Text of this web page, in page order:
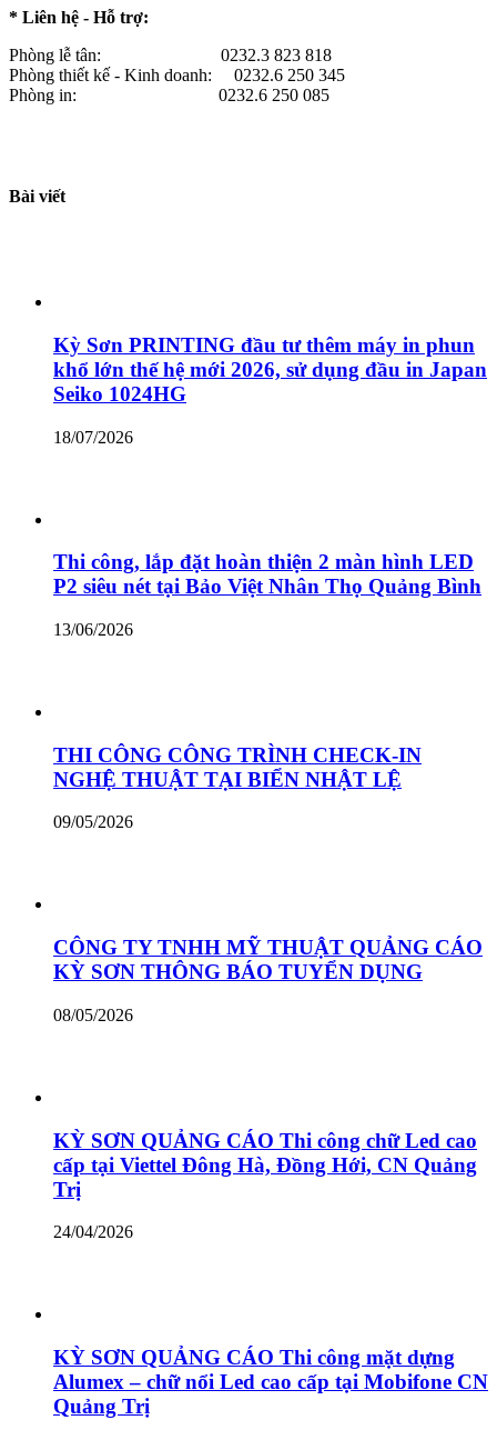
* Liên hệ - Hỗ trợ:
Phòng lễ tân: 0232.3 823 818
Phòng thiết kế - Kinh doanh: 0232.6 250 345
Phòng in: 0232.6 250 085
Bài viết
Kỳ Sơn PRINTING đầu tư thêm máy in phun
khổ lớn thế hệ mới 2026, sử dụng đầu in Japan
Seiko 1024HG
18/07/2026
Thi công, lắp đặt hoàn thiện 2 màn hình LED
P2 siêu nét tại Bảo Việt Nhân Thọ Quảng Bình
13/06/2026
THI CÔNG CÔNG TRÌNH CHECK-IN
NGHỆ THUẬT TẠI BIỂN NHẬT LỆ
09/05/2026
CÔNG TY TNHH MỸ THUẬT QUẢNG CÁO
KỲ SƠN THÔNG BÁO TUYỂN DỤNG
08/05/2026
KỲ SƠN QUẢNG CÁO Thi công chữ Led cao
cấp tại Viettel Đông Hà, Đồng Hới, CN Quảng
Trị
24/04/2026
KỲ SƠN QUẢNG CÁO Thi công mặt dựng
Alumex – chữ nổi Led cao cấp tại Mobifone CN
Quảng Trị